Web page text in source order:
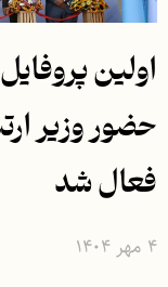
حضور وزیر
فعال شد
۴ مهر ۱۴۰۴